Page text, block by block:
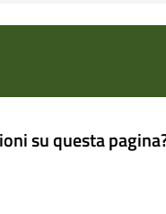
su questa